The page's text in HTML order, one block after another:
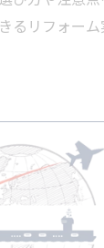
るリフォー